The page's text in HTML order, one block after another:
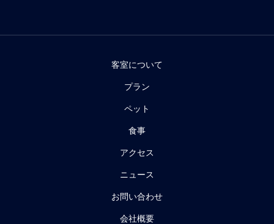
客室について
プラン
ペット
食事
アクセス
ニュース
お問い合わせ
会社概要